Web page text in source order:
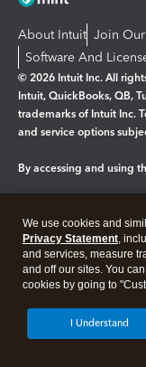
About Intuit Join Our
Software And
© 2026 Intuit Inc. All
Intuit, QuickBooks, QB,
trademarks of Intuit Inc.
and service options
By accessing and using
Legal Privacy
We use cookies and
Privacy Statement,
and services, measure
and off our sites. You
cookies by going to
I Understand